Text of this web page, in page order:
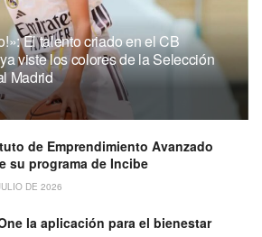
El talento criado en el CB
viste los colores de la Selección
Madrid
de Emprendimiento Avanzado
su programa de Incibe
DE 2026
la aplicación para el bienestar